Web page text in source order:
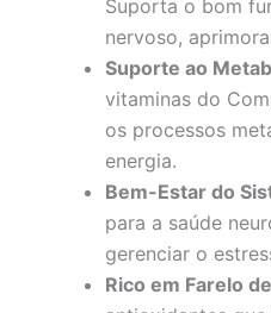
Suporta o bom
nervoso,
Suporte ao
vitaminas do
os processos
energia.
Bem-Estar do
para a saúde
gerenciar o
Rico em Farelo